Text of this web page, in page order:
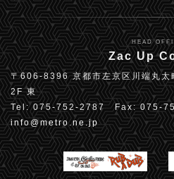
HEAD
Zac Up
〒606-8396 京都市左京区川端丸
2F 東
Tel: 075-752-2787 Fax: 075-
info@metro.ne.jp